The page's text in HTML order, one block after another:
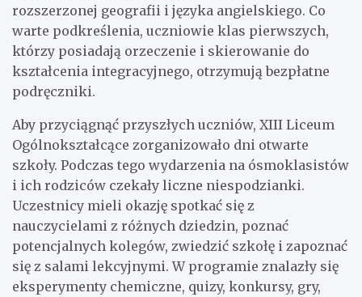
rozszerzonej geografii i języka angielskiego. Co
warte podkreślenia, uczniowie klas pierwszych,
którzy posiadają orzeczenie i skierowanie do
kształcenia integracyjnego, otrzymują bezpłatne
podręczniki.
Aby przyciągnąć przyszłych uczniów, XIII Liceum
Ogólnokształcące zorganizowało dni otwarte
szkoły. Podczas tego wydarzenia na ósmoklasistów
i ich rodziców czekały liczne niespodzianki.
Uczestnicy mieli okazję spotkać się z
nauczycielami z różnych dziedzin, poznać
potencjalnych kolegów, zwiedzić szkołę i zapoznać
się z salami lekcyjnymi. W programie znalazły się
eksperymenty chemiczne, quizy, konkursy, gry,